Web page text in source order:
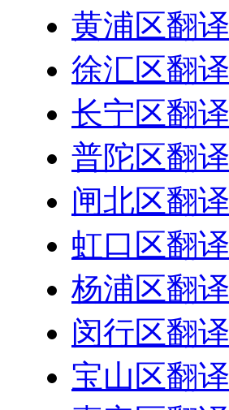
黄浦区翻译
徐汇区翻译
长宁区翻译
普陀区翻译
闸北区翻译
虹口区翻译
杨浦区翻译
闵行区翻译
宝山区翻译